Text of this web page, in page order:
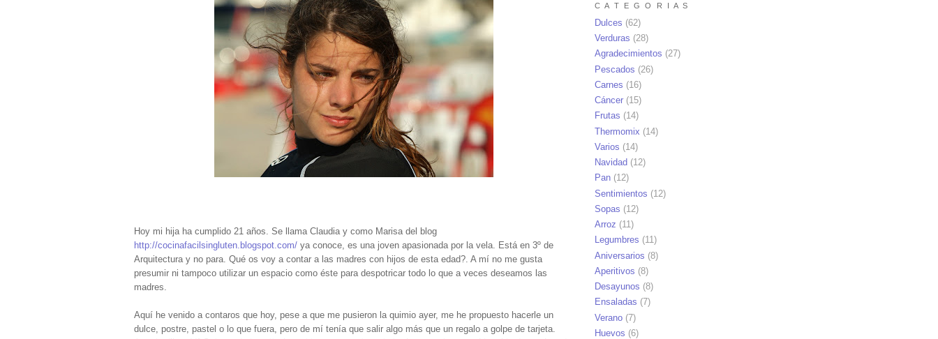
Hoy mi hija ha cumplido 21 años. Se llama Claudia y como Marisa del blog
http://cocinafacilsingluten.blogspot.com/ ya conoce, es una joven apasionada por la vela. Está en 3º de
Arquitectura y no para. Qué os voy a contar a las madres con hijos de esta edad?. A mí no me gusta
presumir ni tampoco utilizar un espacio como éste para despotricar todo lo que a veces deseamos las
madres.
Aquí he venido a contaros que hoy, pese a que me pusieron la quimio ayer, me he propuesto hacerle un
dulce, postre, pastel o lo que fuera, pero de mí tenía que salir algo más que un regalo a golpe de tarjeta.
C A T E G O R I A S
Dulces (62)
Verduras (28)
Agradecimientos (27)
Pescados (26)
Carnes (16)
Cáncer (15)
Frutas (14)
Thermomix (14)
Varios (14)
Navidad (12)
Pan (12)
Sentimientos (12)
Sopas (12)
Arroz (11)
Legumbres (11)
Aniversarios (8)
Aperitivos (8)
Desayunos (8)
Ensaladas (7)
Verano (7)
Huevos (6)